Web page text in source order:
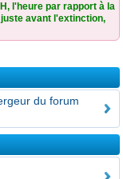
l'heure par rapport à la
avant l'extinction,
du forum